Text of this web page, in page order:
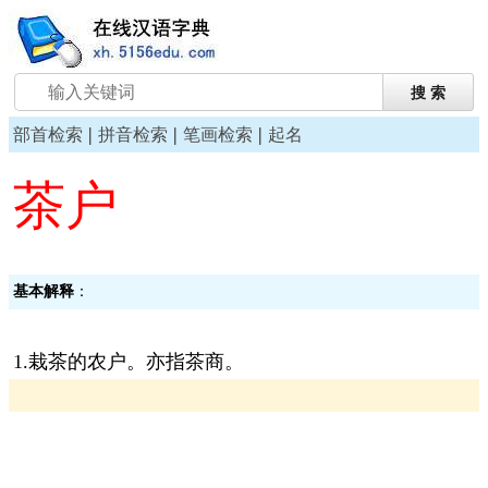
部首检索 | 拼音检索 | 笔画检索 | 起名
茶户
基本解释 ：
1.栽茶的农户。亦指茶商。